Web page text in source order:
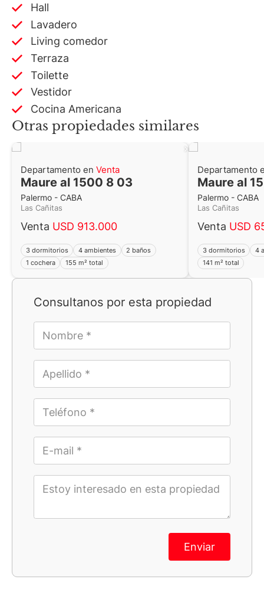
Consultanos por esta propiedad
Enviar
Hall
Lavadero
Living comedor
Terraza
Toilette
Vestidor
Cocina Americana
Otras propiedades similares
Departamento en Venta
Maure al 1500 8 03
Palermo - CABA
Las Cañitas
Venta USD 913.000
3 dormitorios 4 ambientes
2 baños
1 cochera
155 m² total
Departamento
Maure al
Palermo - CABA
Las Cañitas
Venta USD
3 dormitorios
4
141 m² total